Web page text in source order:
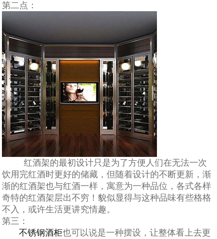
第二点：
红酒架的最初设计只是为了方便人们在无法一次
饮用完红酒时更好的储藏，但随着设计的不断更新，渐
渐的红酒架也与红酒一样，寓意为一种品位，各式各样
奇特的红酒架层出不穷！貌似显得与这种品味有些格格
不入，或许生活更讲究情趣。
第三：
不锈钢酒柜也可以说是一种摆设，让整体看上去更